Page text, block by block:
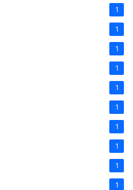
1
1
1
1
1
1
1
1
1
1